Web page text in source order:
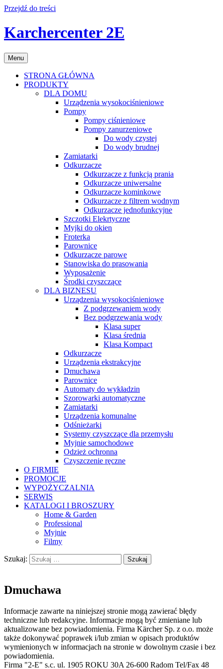
Przejdź do treści
Karchercenter 2E
Menu
STRONA GŁÓWNA
PRODUKTY
DLA DOMU
Urządzenia wysokociśnieniowe
Pompy
Pompy ciśnieniowe
Pompy zanurzeniowe
Do wody czystej
Do wody brudnej
Zamiatarki
Odkurzacze
Odkurzacze z funkcją prania
Odkurzacze uniwersalne
Odkurzacze kominkowe
Odkurzacze z filtrem wodnym
Odkurzacze jednofunkcyjne
Szczotki Elekrtyczne
Myjki do okien
Froterka
Parownice
Odkurzacze parowe
Stanowiska do prasowania
Wyposażenie
Środki czyszczące
DLA BIZNESU
Urządzenia wysokociśnieniowe
Z podgrzewaniem wody
Bez podgrzewania wody
Klasa super
Klasa średnia
Klasa Kompact
Odkurzacze
Urządzenia ekstrakcyjne
Dmuchawa
Parownice
Automaty do wykładzin
Szorowarki automatyczne
Zamiatarki
Urządzenia komunalne
Odśnieżarki
Systemy czyszczące dla przemysłu
Myjnie samochodowe
Odzież ochronna
Czyszczenie ręczne
O FIRMIE
PROMOCJE
WYPOŻYCZALNIA
SERWIS
KATALOGI I BROSZURY
Home & Garden
Professional
Myjnie
Filmy
Szukaj:
Dmuchawa
Informacje zawarte na niniejszej stronie mogą zawierać błędy
techniczne lub redakcyjne. Informacje mogą być zmieniane lub
aktualizowane bez powiadomienia. Firma Kärcher Sp. z o.o. może
także dokonywać poprawek i/lub zmian w opisach produktów
wymienionych w informacjach na stronie w dowolnym czasie i bez
powiadomienia.
Firma "2-E" s.c. ul. 1905 ROKU 30A 26-600 Radom Tel/Fax 48